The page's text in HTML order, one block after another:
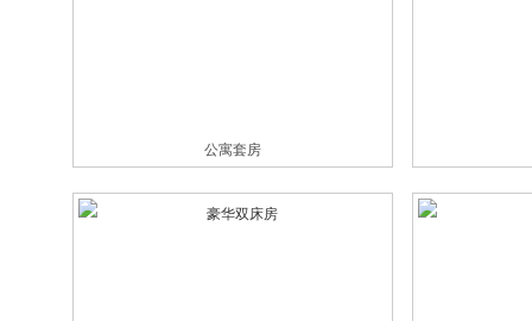
公寓套房